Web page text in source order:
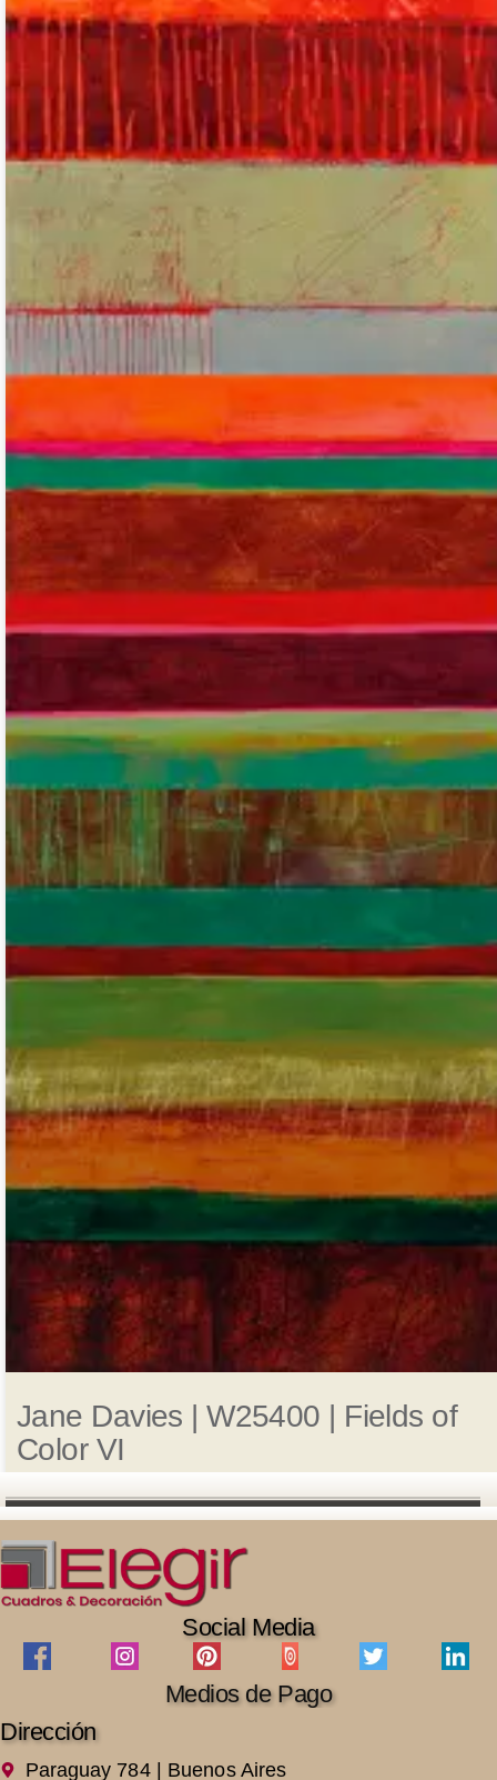
Jane Davies | W25400 | Fields of
Color VI
Social Media
Medios de Pago
Dirección
Paraguay 784 | Buenos Aires